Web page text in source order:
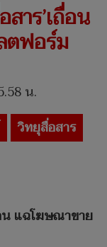
าร’เถื่อน
ตฟอร์ม
น.
วิทยุสื่อสาร
น แฉโฆษณาขาย